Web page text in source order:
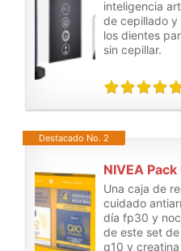
inteligencia
de cepillado
los dientes
sin cepillar.
Destacado No. 2
Una caja de
cuidado
día fp30 y
de este set
q10 y creatina